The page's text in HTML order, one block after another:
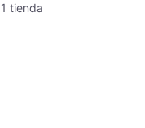
1 tienda